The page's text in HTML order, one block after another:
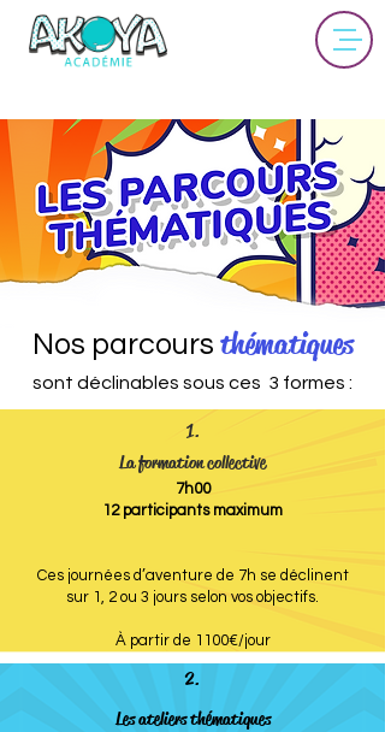
Nos parcours thématiques
sont déclinables sous ces 3 formes :
1.
La formation collective
7h00
12 participants maximum
Ces journées d’aventure de 7h se déclinent
sur 1, 2 ou 3 jours selon vos objectifs.
À partir de 1100€/jour
2.
Les ateliers thématiques